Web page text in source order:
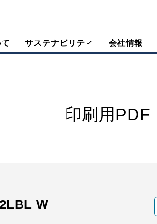
サステナビリティ 会社情報
印刷用PDF
W